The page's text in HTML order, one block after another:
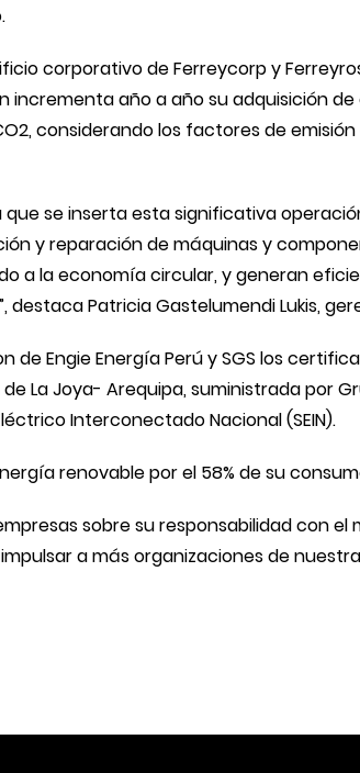
corporativo de Ferreycorp y
incrementa año a año su adquisición
considerando los factores de
se inserta esta significativa
y reparación de máquinas y
a la economía circular, y generan
Patricia Gastelumendi Lukis,
de Engie Energía Perú y SGS los
La Joya- Arequipa, suministrada por
Interconectado Nacional (SEIN).
renovable por el 58% de su
sobre su responsabilidad con
a más organizaciones de